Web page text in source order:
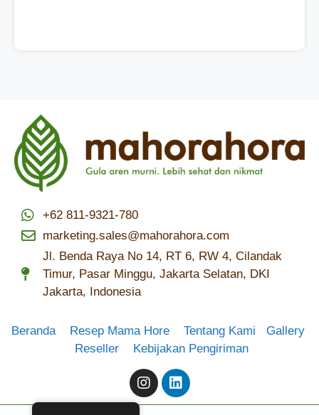
+62 811-9321-780
marketing.sales@mahorahora.com
Jl. Benda Raya No 14, RT 6, RW 4, Cilandak
Timur, Pasar Minggu, Jakarta Selatan, DKI
Jakarta, Indonesia
Beranda Resep Mama Hore Tentang Kami
Gallery
Reseller
Kebijakan Pengiriman